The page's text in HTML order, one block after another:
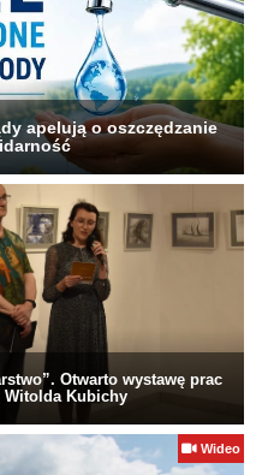
apelują o oszczędzanie
Otwarto wystawę prac
Kubichy
Wideo